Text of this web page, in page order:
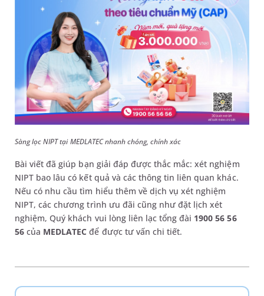
Sàng lọc NIPT tại MEDLATEC nhanh chóng, chính xác
Bài viết đã giúp bạn giải đáp được thắc mắc: xét nghiệm
NIPT bao lâu có kết quả và các thông tin liên quan khác.
Nếu có nhu cầu tìm hiểu thêm về dịch vụ xét nghiệm
NIPT, các chương trình ưu đãi cũng như đặt lịch xét
nghiệm, Quý khách vui lòng liên lạc tổng đài 1900 56 56
56 của MEDLATECđể được tư vấn chi tiết.